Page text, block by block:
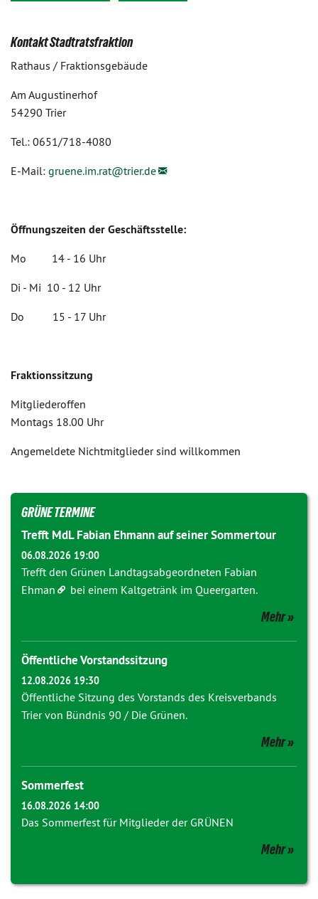
Kontakt Stadtratsfraktion
Rathaus / Fraktionsgebäude
Am Augustinerhof
54290 Trier
Tel.: 0651/718-4080
E-Mail: gruene.im.rat@trier.de
Öffnungszeiten der Geschäftsstelle:
Mo 14 - 16 Uhr
Di - Mi 10 - 12 Uhr
Do 15 - 17 Uhr
Fraktionssitzung
Mitgliederoffen
Montags 18.00 Uhr
Angemeldete Nichtmitglieder sind willkommen
GRÜNE TERMINE
Trefft MdL Fabian Ehmann auf seiner Sommertour
06.08.2026 19:00
Trefft den Grünen Landtagsabgeordneten Fabian
Ehman
bei einem Kaltgetränk im Queergarten.
Mehr
Öffentliche Vorstandssitzung
12.08.2026 19:30
Öffentliche Sitzung des Vorstands des Kreisverbands
Trier von Bündnis 90 / Die Grünen.
Mehr
Sommerfest
16.08.2026 14:00
Das Sommerfest für Mitglieder der GRÜNEN
Mehr